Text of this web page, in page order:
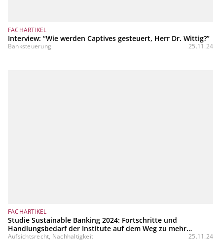
FACHARTIKEL
Interview: “Wie werden Captives gesteuert, Herr Dr. Wittig?”
Banksteuerung 25.11.24
FACHARTIKEL
Studie Sustainable Banking 2024: Fortschritte und
Handlungsbedarf der Institute auf dem Weg zu mehr
Nachhaltigkeit
Aufsichtsrecht, Nachhaltigkeit 25.11.24